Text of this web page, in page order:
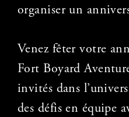
organiser un
Venez fêter votre
Fort Boyard
invités dans
des défis en équipe